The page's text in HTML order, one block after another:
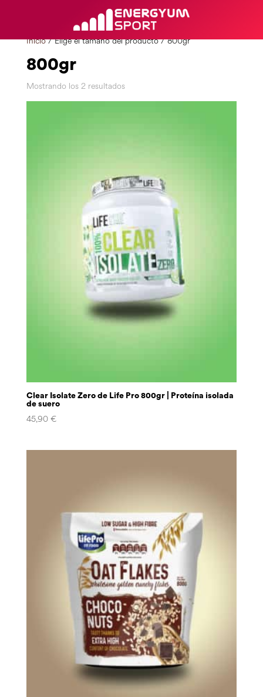
Inicio/ Elige el tamaño del producto / 800gr
800gr
Mostrando los 2 resultados
Clear Isolate Zero de Life Pro 800gr | Proteína isolada
de suero
45,90 €